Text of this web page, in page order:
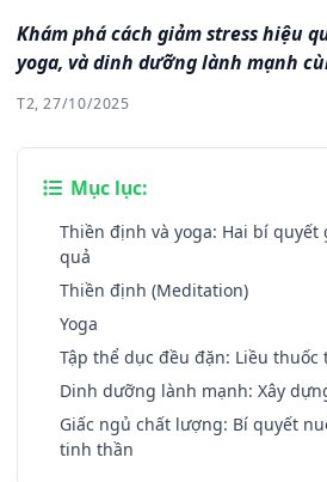
Khám phá cách giảm stress hiệu
yoga, và dinh dưỡng lành mạnh
T2, 27/10/2025
Mục lục:
Thiền định và yoga: Hai bí quyết
quả
Thiền định (Meditation)
Yoga
Tập thể dục đều đặn: Liều
Dinh dưỡng lành mạnh: Xây
Giấc ngủ chất lượng: Bí quyết
tinh thần